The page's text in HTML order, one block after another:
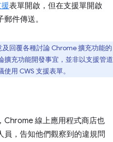
表單開啟，但在支援單開啟
件傳送。
回覆各種討論 Chrome 擴充功能的
擴充功能開發事宜，並非以支援管道
用 CWS 支援表單。
Chrome 線上應用程式商店也
員，告知他們觀察到的違規問